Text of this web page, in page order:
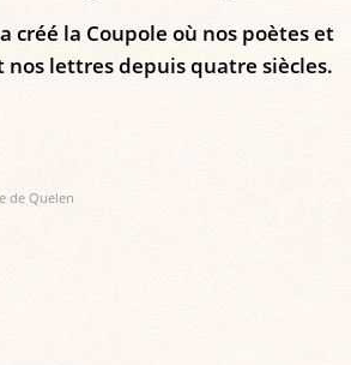
créé la Coupole où nos poètes et
lettres depuis quatre siècles.
de Quelen